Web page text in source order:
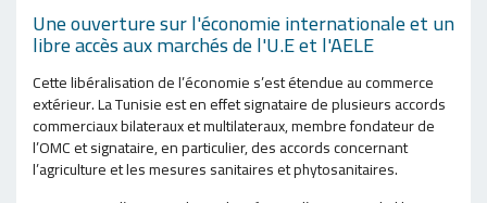
Une ouverture sur l'économie internationale et un
libre accès aux marchés de l'U.E et l'AELE
Cette libéralisation de l’économie s’est étendue au commerce
extérieur. La Tunisie est en effet signataire de plusieurs accords
commerciaux bilateraux et multilateraux, membre fondateur de
l’OMC et signataire, en particulier, des accords concernant
l’agriculture et les mesures sanitaires et phytosanitaires.